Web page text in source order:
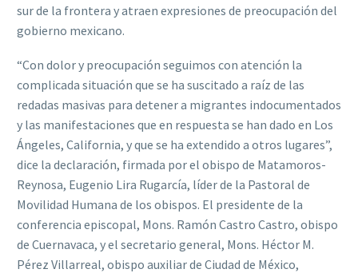
sur de la frontera y atraen expresiones de preocupación del
gobierno mexicano.
“Con dolor y preocupación seguimos con atención la
complicada situación que se ha suscitado a raíz de las
redadas masivas para detener a migrantes indocumentados
y las manifestaciones que en respuesta se han dado en Los
Ángeles, California, y que se ha extendido a otros lugares”,
dice la declaración, firmada por el obispo de Matamoros-
Reynosa, Eugenio Lira Rugarcía, líder de la Pastoral de
Movilidad Humana de los obispos. El presidente de la
conferencia episcopal, Mons. Ramón Castro Castro, obispo
de Cuernavaca, y el secretario general, Mons. Héctor M.
Pérez Villarreal, obispo auxiliar de Ciudad de México,